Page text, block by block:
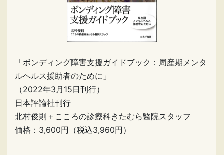
「ボンディング障害支援ガイドブック：周産期メンタ
ルヘルス援助者のために」
（2022年3月15日刊行）
日本評論社刊行
北村俊則＋こころの診療科きたむら醫院スタッフ
価格：3,600円（税込3,960円）